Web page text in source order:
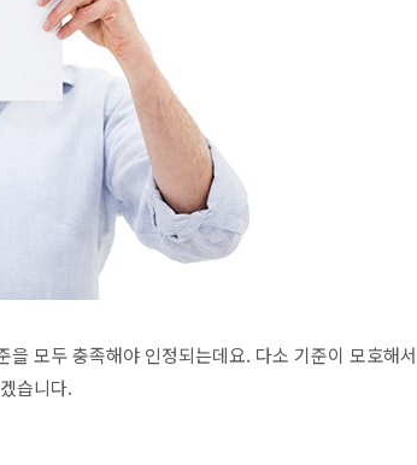
을 모두 충족해야 인정되는데요. 다소 기준이 모호해서
습니다.